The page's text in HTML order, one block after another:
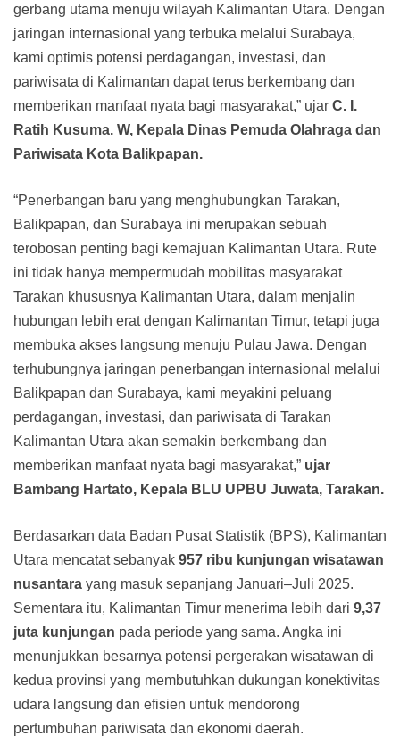
gerbang utama menuju wilayah Kalimantan Utara. Dengan
jaringan internasional yang terbuka melalui Surabaya,
kami optimis potensi perdagangan, investasi, dan
pariwisata di Kalimantan dapat terus berkembang dan
memberikan manfaat nyata bagi masyarakat,” ujar C. I.
Ratih Kusuma. W, Kepala Dinas Pemuda Olahraga dan
Pariwisata Kota Balikpapan.
“Penerbangan baru yang menghubungkan Tarakan,
Balikpapan, dan Surabaya ini merupakan sebuah
terobosan penting bagi kemajuan Kalimantan Utara. Rute
ini tidak hanya mempermudah mobilitas masyarakat
Tarakan khususnya Kalimantan Utara, dalam menjalin
hubungan lebih erat dengan Kalimantan Timur, tetapi juga
membuka akses langsung menuju Pulau Jawa. Dengan
terhubungnya jaringan penerbangan internasional melalui
Balikpapan dan Surabaya, kami meyakini peluang
perdagangan, investasi, dan pariwisata di Tarakan
Kalimantan Utara akan semakin berkembang dan
memberikan manfaat nyata bagi masyarakat,” ujar
Bambang Hartato, Kepala BLU UPBU Juwata, Tarakan.
Berdasarkan data Badan Pusat Statistik (BPS), Kalimantan
Utara mencatat sebanyak 957 ribu kunjungan wisatawan
nusantara yang masuk sepanjang Januari–Juli 2025.
Sementara itu, Kalimantan Timur menerima lebih dari 9,37
juta kunjungan pada periode yang sama. Angka ini
menunjukkan besarnya potensi pergerakan wisatawan di
kedua provinsi yang membutuhkan dukungan konektivitas
udara langsung dan efisien untuk mendorong
pertumbuhan pariwisata dan ekonomi daerah.